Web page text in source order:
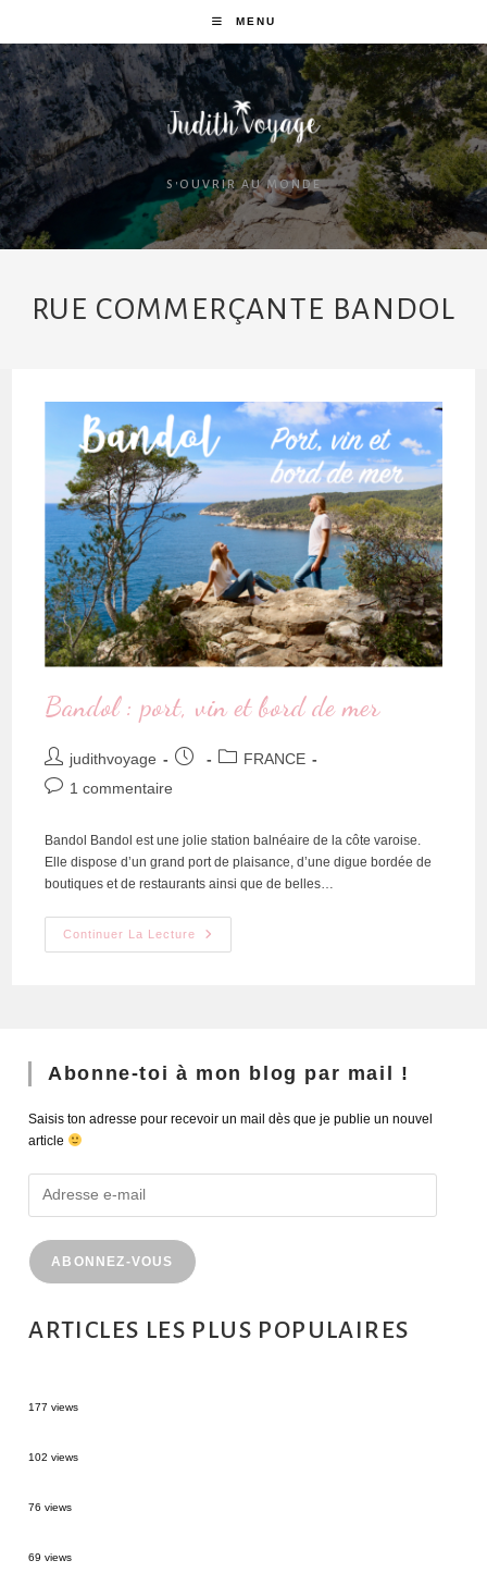
MENU
S'OUVRIR AU MONDE
RUE COMMERÇANTE BANDOL
Bandol : port, vin et bord de mer
judithvoyage
FRANCE
1 commentaire
Bandol Bandol est une jolie station balnéaire de la côte varoise.
Elle dispose d’un grand port de plaisance, d’une digue bordée de
boutiques et de restaurants ainsi que de belles…
Continuer La Lecture
Abonne-toi à mon blog par mail !
Saisis ton adresse pour recevoir un mail dès que je publie un nouvel
article
ABONNEZ-VOUS
ARTICLES LES PLUS POPULAIRES
177 views
102 views
76 views
69 views